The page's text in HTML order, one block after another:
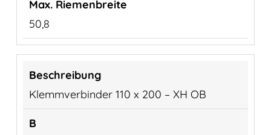
50,8
Klemmverbinder 110 x 200 – XH OB